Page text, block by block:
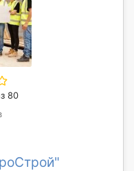
80